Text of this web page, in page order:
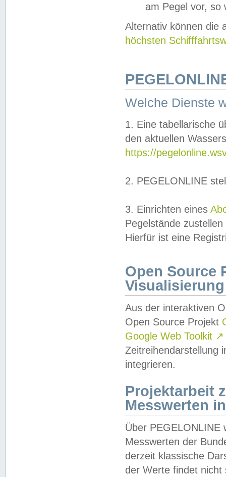
am Pegel vor,
Alternativ können die
höchsten
Welche Dienste
1. Eine tabellarische
den aktuellen
https://
2. PEGELONLINE
3. Einrichten eines
Pegelstände
Hierfür ist eine
Open Source
Visualisierung
Aus der interaktiven
Open Source Projekt
Google Web Toolkit ↗
Zeitreihendarstellung
integrieren.
Projektarbeit
Messwerten
Über PEGELONLINE
Messwerten der
derzeit klassische
der Werte findet